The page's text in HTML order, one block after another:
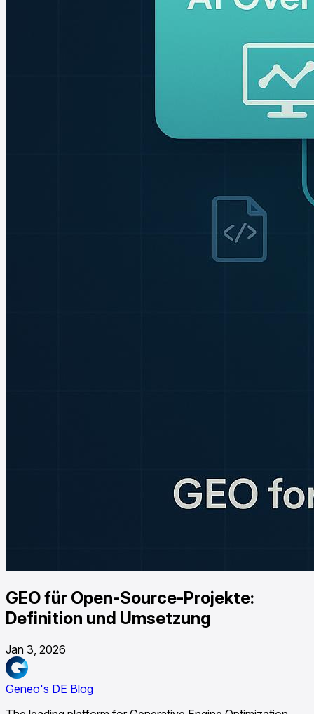
GEO für Open-Source-Projekte:
Definition und Umsetzung
Jan 3, 2026
Geneo's DE Blog